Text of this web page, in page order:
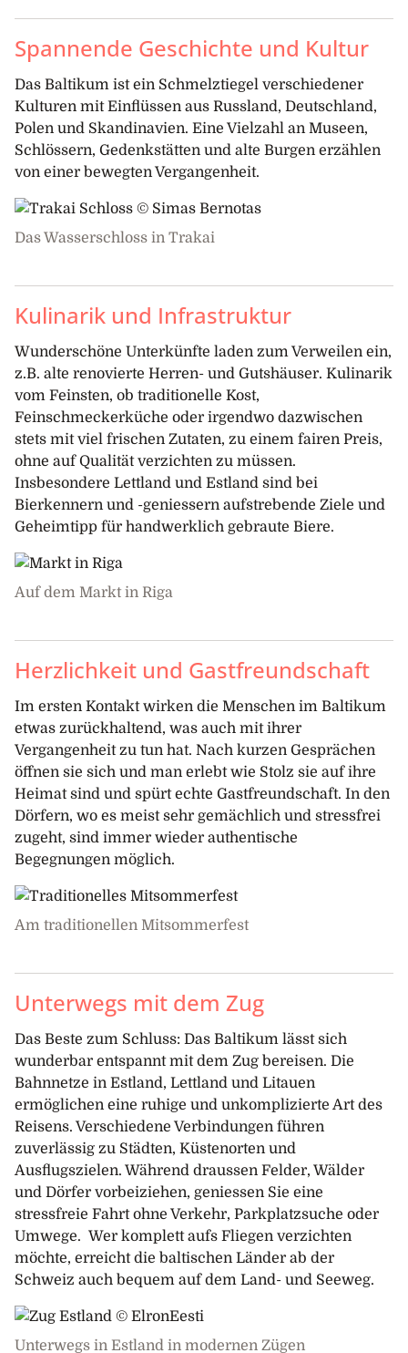
Spannende Geschichte und Kultur
Das Baltikum ist ein Schmelztiegel verschiedener
Kulturen mit Einflüssen aus Russland, Deutschland,
Polen und Skandinavien. Eine Vielzahl an Museen,
Schlössern, Gedenkstätten und alte Burgen erzählen
von einer bewegten Vergangenheit.
Das Wasserschloss in Trakai
Kulinarik und Infrastruktur
Wunderschöne Unterkünfte laden zum Verweilen ein,
z.B. alte renovierte Herren- und Gutshäuser. Kulinarik
vom Feinsten, ob traditionelle Kost,
Feinschmeckerküche oder irgendwo dazwischen
stets mit viel frischen Zutaten, zu einem fairen Preis,
ohne auf Qualität verzichten zu müssen.
Insbesondere Lettland und Estland sind bei
Bierkennern und -geniessern aufstrebende Ziele und
Geheimtipp für handwerklich gebraute Biere.
Auf dem Markt in Riga
Herzlichkeit und Gastfreundschaft
Im ersten Kontakt wirken die Menschen im Baltikum
etwas zurückhaltend, was auch mit ihrer
Vergangenheit zu tun hat. Nach kurzen Gesprächen
öffnen sie sich und man erlebt wie Stolz sie auf ihre
Heimat sind und spürt echte Gastfreundschaft. In den
Dörfern, wo es meist sehr gemächlich und stressfrei
zugeht, sind immer wieder authentische
Begegnungen möglich.
Am traditionellen Mitsommerfest
Unterwegs mit dem Zug
Das Beste zum Schluss: Das Baltikum lässt sich
wunderbar entspannt mit dem Zug bereisen. Die
Bahnnetze in Estland, Lettland und Litauen
ermöglichen eine ruhige und unkomplizierte Art des
Reisens. Verschiedene Verbindungen führen
zuverlässig zu Städten, Küstenorten und
Ausflugszielen. Während draussen Felder, Wälder
und Dörfer vorbeiziehen, geniessen Sie eine
stressfreie Fahrt ohne Verkehr, Parkplatzsuche oder
Umwege. Wer komplett aufs Fliegen verzichten
möchte, erreicht die baltischen Länder ab der
Schweiz auch bequem auf dem Land- und Seeweg.
Unterwegs in Estland in modernen Zügen